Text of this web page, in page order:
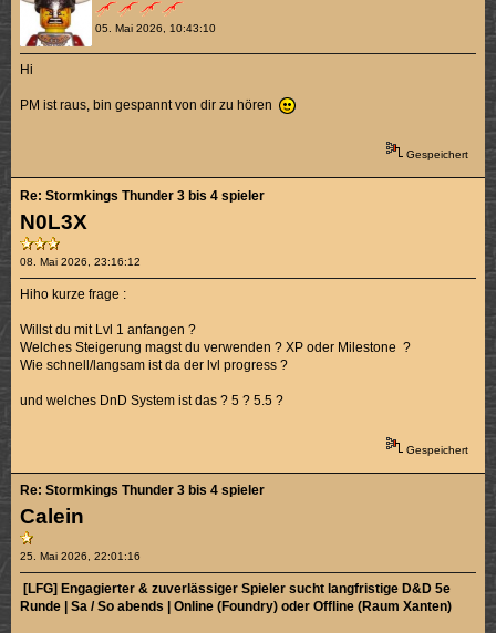
05. Mai 2026, 10:43:10
Hi
PM ist raus, bin gespannt von dir zu hören
Gespeichert
N0L3X
08. Mai 2026, 23:16:12
Re: Stormkings Thunder 3 bis 4 spieler
Hiho kurze frage :
Willst du mit Lvl 1 anfangen ?
Welches Steigerung magst du verwenden ? XP oder Milestone ?
Wie schnell/langsam ist da der lvl progress ?
und welches DnD System ist das ? 5 ? 5.5 ?
Gespeichert
Calein
25. Mai 2026, 22:01:16
Re: Stormkings Thunder 3 bis 4 spieler
[LFG] Engagierter & zuverlässiger Spieler sucht langfristige D&D 5e
Runde | Sa / So abends | Online (Foundry) oder Offline (Raum Xanten)